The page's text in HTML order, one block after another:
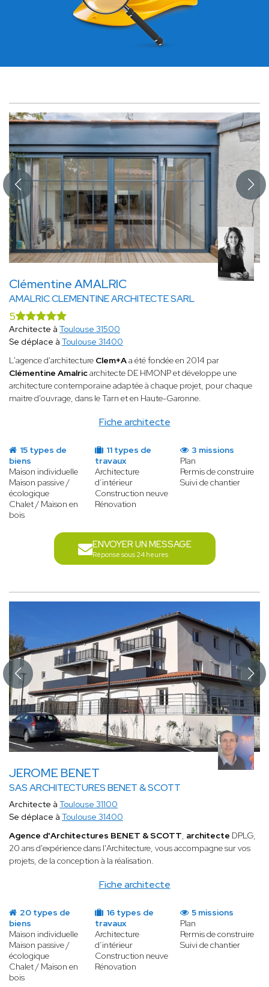
Clémentine AMALRIC
AMALRIC CLEMENTINE ARCHITECTE SARL
Fiche architecte
5
Architecte à Toulouse 31500
Se déplace à Toulouse 31400
L'agence d'architecture Clem+Aa été fondée en 2014 par
Clémentine Amalricarchitecte DE HMONP et développe une
architecture contemporaine adaptée à chaque projet, pour chaque
maitre d'ouvrage, dans le Tarn et en Haute-Garonne.
15 types de
biens
Maison individuelle
Maison passive /
écologique
Chalet / Maison en
bois
11 types de
travaux
Architecture
d’intérieur
Construction neuve
Rénovation
3 missions
Plan
Permis de construire
Suivi de chantier
ENVOYER UN MESSAGE
Réponse sous 24 heures
JEROME BENET
SAS ARCHITECTURES BENET & SCOTT
Fiche architecte
Architecte à Toulouse 31100
Se déplace à Toulouse 31400
Agence d'Architectures BENET & SCOTT, architecte DPLG,
20 ans d'expérience dans l'Architecture, vous accompagne sur vos
projets, de la conception à la réalisation.
20 types de
biens
Maison individuelle
Maison passive /
écologique
Chalet / Maison en
bois
16 types de
travaux
Architecture
d’intérieur
Construction neuve
Rénovation
5 missions
Plan
Permis de construire
Suivi de chantier